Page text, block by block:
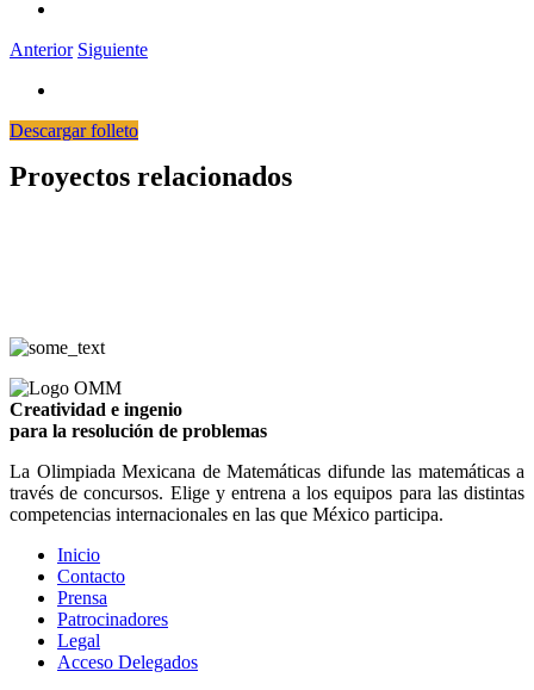
Anterior Siguiente
Descargar folleto
Proyectos relacionados
Creatividad e ingenio
para la resolución de problemas
La Olimpiada Mexicana de Matemáticas difunde las matemáticas a
través de concursos. Elige y entrena a los equipos para las distintas
competencias internacionales en las que México participa.
Inicio
Contacto
Prensa
Patrocinadores
Legal
Acceso Delegados